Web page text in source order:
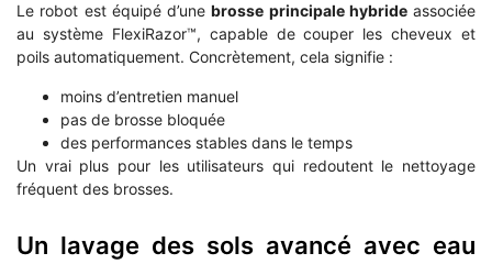
Le robot est équipé d’unebrosse principale hybrideassociée
au système FlexiRazor™, capable de couper les cheveux et
poils automatiquement. Concrètement, cela signifie :
moins d’entretien manuel
pas de brosse bloquée
des performances stables dans le temps
Un vrai plus pour les utilisateurs qui redoutent le nettoyage
fréquent des brosses.
Un lavage des sols avancé avec eau